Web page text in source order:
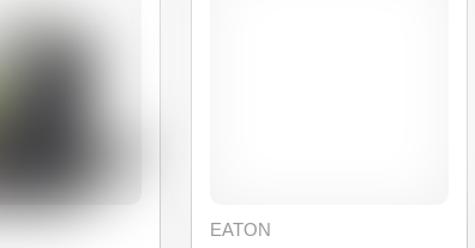
EATON